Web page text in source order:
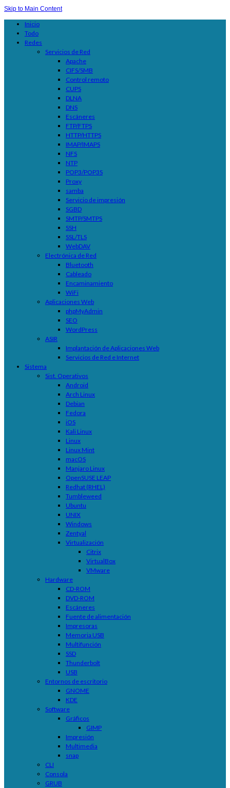
Skip to Main Content
Inicio
Todo
Redes
Servicios de Red
Apache
CIFS/SMB
Control remoto
CUPS
DLNA
DNS
Escáneres
FTP/FTPS
HTTP/HTTPS
IMAP/IMAPS
NFS
NTP
POP3/POP3S
Proxy
samba
Servicio de impresión
SGBD
SMTP/SMTPS
SSH
SSL/TLS
WebDAV
Electrónica de Red
Bluetooth
Cableado
Encaminamiento
WiFi
Aplicaciones Web
phpMyAdmin
SEO
WordPress
ASIR
Implantación de Aplicaciones Web
Servicios de Red e Internet
Sistema
Sist. Operativos
Android
Arch Linux
Debian
Fedora
iOS
Kali Linux
Linux
Linux Mint
macOS
Manjaro Linux
OpenSUSE LEAP
Redhat (RHEL)
Tumbleweed
Ubuntu
UNIX
Windows
Zentyal
Virtualización
Citrix
VirtualBox
VMware
Hardware
CD-ROM
DVD-ROM
Escáneres
Fuente de alimentación
Impresoras
Memoria USB
Multifunción
SSD
Thunderbolt
USB
Entornos de escritorio
GNOME
KDE
Software
Gráficos
GIMP
Impresión
Multimedia
snap
CLI
Consola
GRUB